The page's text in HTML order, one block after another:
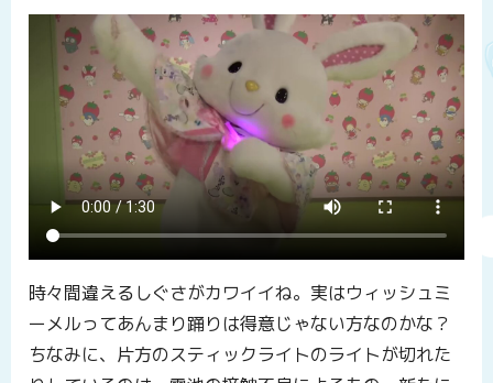
時々間違えるしぐさがカワイイね。実はウィッシュミ
ーメルってあんまり踊りは得意じゃない方なのかな？
ちなみに、片方のスティックライトのライトが切れた